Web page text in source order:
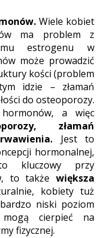
Wiele kobiet
ma problem z
estrogenu w
może prowadzić
kości (problem
idzie – złamań
do osteoporozy.
hormonów, a więc
złamań
Jest to
hormonalnej,
kluczowy przy
to także większa
kobiety tuż
niski poziom
cierpieć na
fizycznej.